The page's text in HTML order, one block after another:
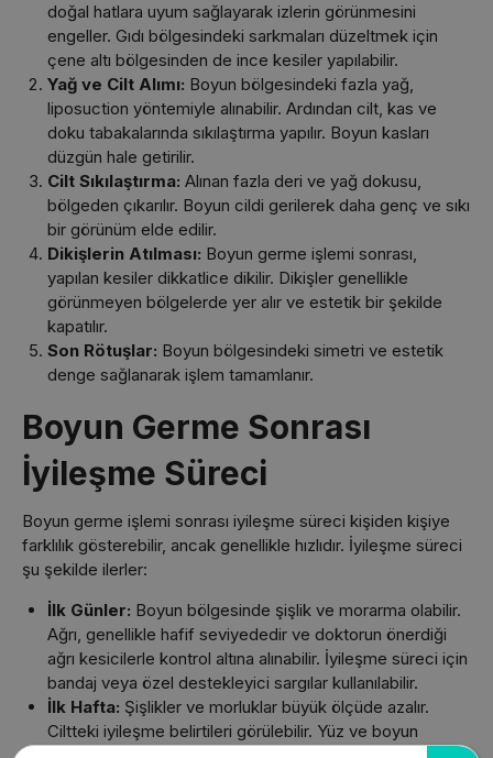
doğal hatlara uyum sağlayarak izlerin görünmesini
engeller. Gıdı bölgesindeki sarkmaları düzeltmek için
çene altı bölgesinden de ince kesiler yapılabilir.
Yağ ve Cilt Alımı: Boyun bölgesindeki fazla yağ,
liposuction yöntemiyle alınabilir. Ardından cilt, kas ve
doku tabakalarında sıkılaştırma yapılır. Boyun kasları
düzgün hale getirilir.
Cilt Sıkılaştırma: Alınan fazla deri ve yağ dokusu,
bölgeden çıkarılır. Boyun cildi gerilerek daha genç ve sıkı
bir görünüm elde edilir.
Dikişlerin Atılması: Boyun germe işlemi sonrası,
yapılan kesiler dikkatlice dikilir. Dikişler genellikle
görünmeyen bölgelerde yer alır ve estetik bir şekilde
kapatılır.
Son Rötuşlar: Boyun bölgesindeki simetri ve estetik
denge sağlanarak işlem tamamlanır.
Boyun Germe Sonrası
İyileşme Süreci
Boyun germe işlemi sonrası iyileşme süreci kişiden kişiye
farklılık gösterebilir, ancak genellikle hızlıdır. İyileşme süreci
şu şekilde ilerler:
İlk Günler: Boyun bölgesinde şişlik ve morarma olabilir.
Ağrı, genellikle hafif seviyededir ve doktorun önerdiği
ağrı kesicilerle kontrol altına alınabilir. İyileşme süreci için
bandaj veya özel destekleyici sargılar kullanılabilir.
İlk Hafta: Şişlikler ve morluklar büyük ölçüde azalır.
Ciltteki iyileşme belirtileri görülebilir. Yüz ve boyun